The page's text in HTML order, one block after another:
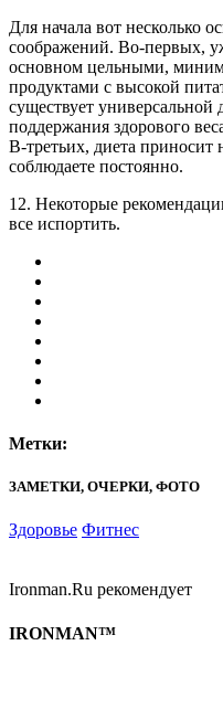
Для начала вот несколько
соображений. Во-первых,
основном цельными,
продуктами с высокой
существует универсальной
поддержания здорового
В-третьих, диета приносит
соблюдаете постоянно.
12. Некоторые
все испортить.
Метки:
ЗАМЕТКИ, ОЧЕРКИ, ФОТО
Здоровье Фитнес
Ironman.Ru рекомендует
IRONMAN™